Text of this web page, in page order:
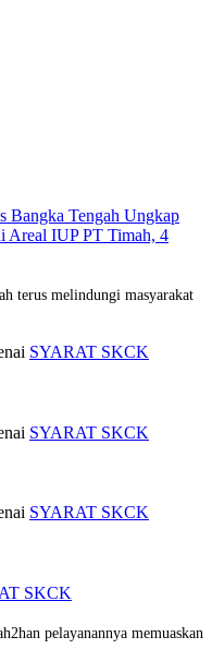
Bangka Tengah Ungkap
Areal IUP PT Timah, 4
terus melindungi masyarakat
SYARAT SKCK
SYARAT SKCK
SYARAT SKCK
SKCK
pelayanannya memuaskan